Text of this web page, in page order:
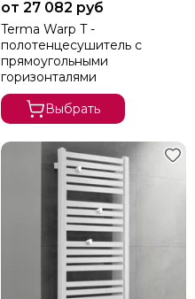
от 27 082 руб
Terma Warp T -
полотенцесушитель с
прямоугольными
горизонталями
Выбрать